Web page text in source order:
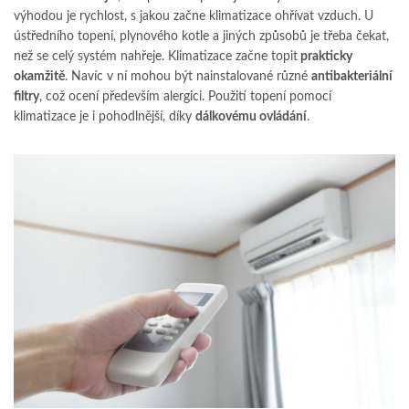
výhodou je rychlost, s jakou začne klimatizace ohřívat vzduch. U
ústředního topení, plynového kotle a jiných způsobů je třeba čekat,
než se celý systém nahřeje. Klimatizace začne topit prakticky
okamžitě. Navíc v ní mohou být nainstalované různé antibakteriální
filtry, což ocení především alergici. Použití topení pomocí
klimatizace je i pohodlnější, díky dálkovému ovládání.